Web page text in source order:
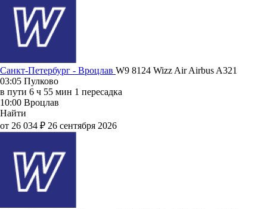
Санкт-Петербург - Вроцлав W9 8124 Wizz AirAirbus A321
03:05 Пулково
в пути 6 ч 55 мин 1 пересадка
10:00 Вроцлав
Найти
от 26 034 ₽ 26 сентября 2026